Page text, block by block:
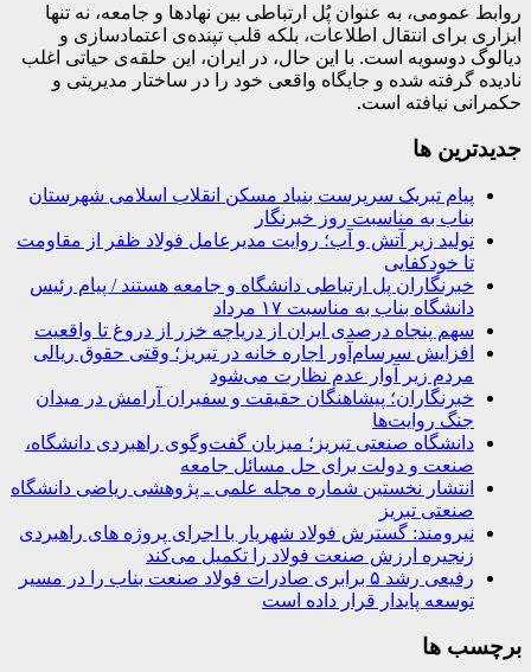
روابط عمومی، به عنوان پُل ارتباطی بین نهادها و جامعه، نه تنها
ابزاری برای انتقال اطلاعات، بلکه قلب تپنده‌ی اعتمادسازی و
دیالوگ دوسویه است. با این حال، در ایران، این حلقه‌ی حیاتی اغلب
نادیده گرفته شده و جایگاه واقعی خود را در ساختار مدیریتی و
حکمرانی نیافته است.
جديدترين ها
پیام تبریک سرپرست بنیاد مسکن انقلاب اسلامی شهرستان
بناب به مناسبت روز خبرنگار
تولید زیر آتش و آب؛ روایت مدیرعامل فولاد ظفر از مقاومت
تا خودکفایی
خبرنگاران پل ارتباطی دانشگاه و جامعه هستند / پیام رئیس
دانشگاه بناب به مناسبت ۱۷ مرداد
سهم پنجاه درصدی ایران از دریاچه خزر از دروغ تا واقعیت
افزایش سرسام‌آور اجاره خانه در تبریز؛ وقتی حقوق ریالی
مردم زیر آوار عدم نظارت می‌شود
خبرنگاران؛ پیشاهنگان حقیقت و سفیران آرامش در میدان
جنگ روایت‌ها
دانشگاه صنعتی تبریز؛ میزبان گفت‌وگوی راهبردی دانشگاه،
صنعت و دولت برای حل مسائل جامعه
انتشار نخستین شماره مجله علمی ـ پژوهشی ریاضی دانشگاه
صنعتی تبریز
نیرومند: گسترش فولاد شهریار با اجرای پروژه های راهبردی
زنجیره ارزش صنعت فولاد را تکمیل می‌کند
رفیعی رشد ۵ برابری صادرات فولاد صنعت بناب را در مسیر
توسعه پایدار قرار داده است
برچسب ها